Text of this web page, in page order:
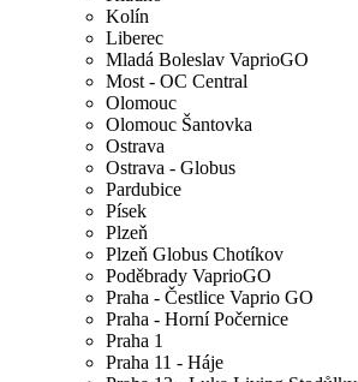
Kolín
Liberec
Mladá Boleslav VaprioGO
Most - OC Central
Olomouc
Olomouc Šantovka
Ostrava
Ostrava - Globus
Pardubice
Písek
Plzeň
Plzeň Globus Chotíkov
Poděbrady VaprioGO
Praha - Čestlice Vaprio GO
Praha - Horní Počernice
Praha 1
Praha 11 - Háje